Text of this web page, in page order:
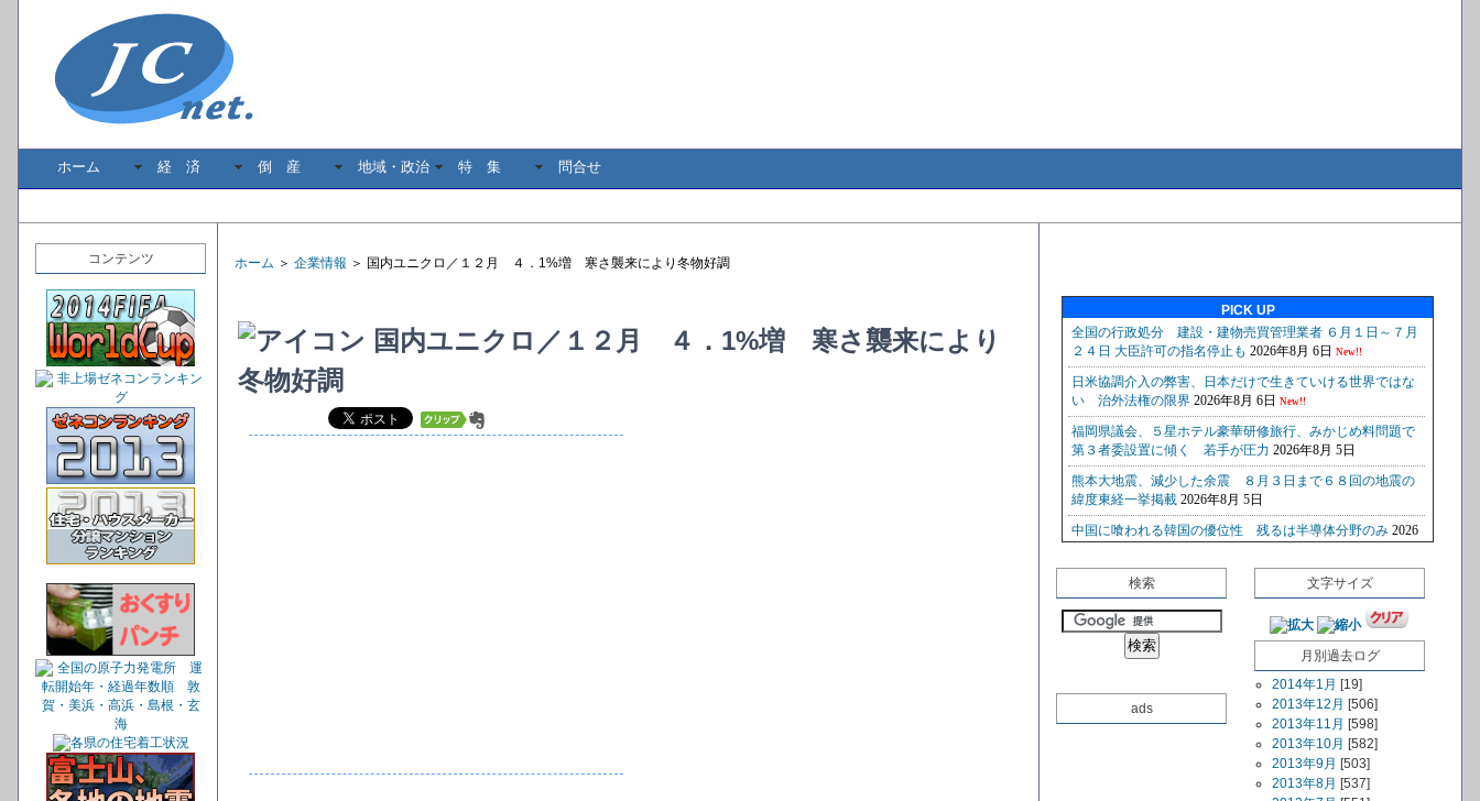
ホーム 経 済 倒 産 地域・政治 特 集 問合せ
コンテンツ ホーム ＞ 企業情報 ＞ 国内ユニクロ／１２月 ４．1%増 寒さ襲来により冬物好調
国内ユニクロ／１２月 ４．1%増 寒さ襲来により
冬物好調
PICK UP
検索
ads
文字サイズ
月別過去ログ
2014年1月 [19]
2013年12月 [506]
2013年11月 [598]
2013年10月 [582]
2013年9月 [503]
2013年8月 [537]